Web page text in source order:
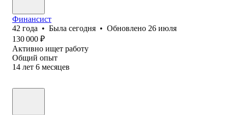
Финансист
42 года • Была сегодня • Обновлено 26 июля
130 000 ₽
Активно ищет работу
Общий опыт
14 лет 6 месяцев